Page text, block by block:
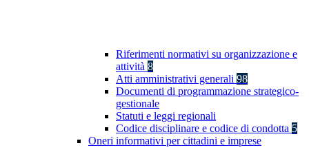
Riferimenti normativi su organizzazione e
attività 8
Atti amministrativi generali 98
Documenti di programmazione strategico-
gestionale
Statuti e leggi regionali
Codice disciplinare e codice di condotta 5
Oneri informativi per cittadini e imprese